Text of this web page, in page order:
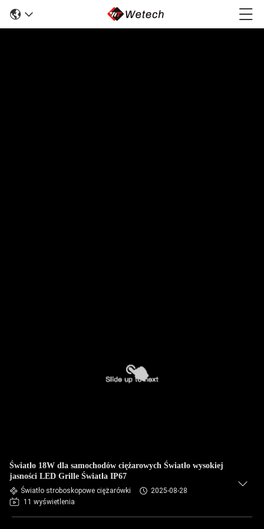
Światło 18W dla samochodów ciężarowych Światło wysokiej
jasności LED Grille Światła IP67
Światło stroboskopowe ciężarówki
2025-08-28
11 wyświetlenia